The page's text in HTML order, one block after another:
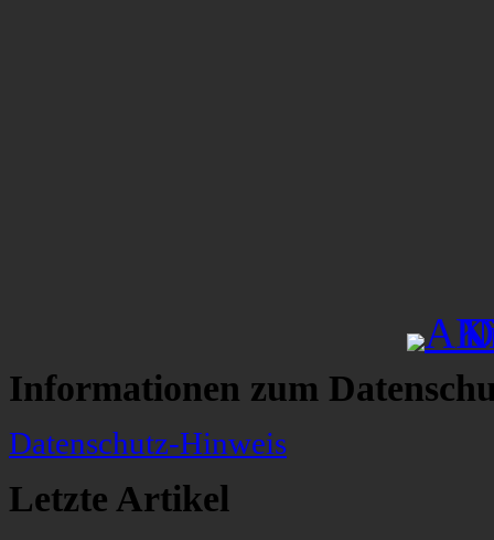
Informationen zum
Datenschutz-Hinweis
Letzte Artikel